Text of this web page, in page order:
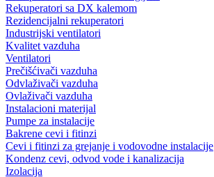
Rekuperatori sa DX kalemom
Rezidencijalni rekuperatori
Industrijski ventilatori
Kvalitet vazduha
Ventilatori
Prečišćivači vazduha
Odvlaživači vazduha
Ovlaživači vazduha
Instalacioni materijal
Pumpe za instalacije
Bakrene cevi i fitinzi
Cevi i fitinzi za grejanje i vodovodne instalacije
Kondenz cevi, odvod vode i kanalizacija
Izolacija